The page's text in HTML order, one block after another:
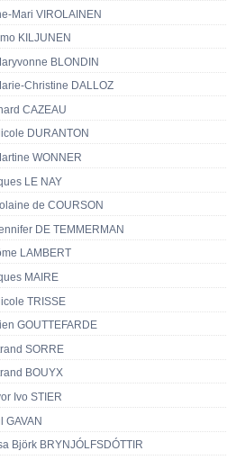
Mari VIROLAINEN
KILJUNEN
BLONDIN
Christine DALLOZ
CAZEAU
DURANTON
WONNER
LE NAY
de COURSON
DE TEMMERMAN
LAMBERT
MAIRE
TRISSE
GOUTTEFARDE
SORRE
BOUYX
Ivo STIER
GAVAN
Björk BRYNJÓLFSDÓTTIR